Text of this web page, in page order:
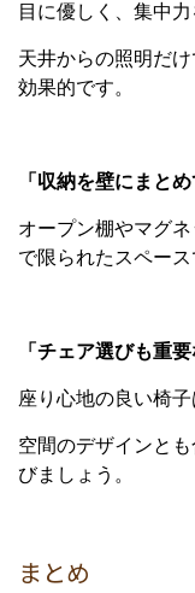
目に優しく、集中
天井からの照明だ
効果的です。
「収納を壁にまと
オープン棚やマグ
で限られたスペー
「チェア選びも重要
座り心地の良い椅
空間のデザインと
びましょう。
まとめ